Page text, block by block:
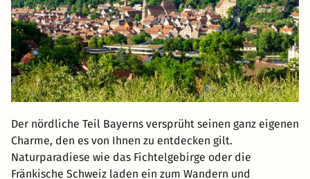
Der nördliche Teil Bayerns versprüht seinen ganz eigenen
Charme, den es von Ihnen zu entdecken gilt.
Naturparadiese wie das Fichtelgebirge oder die
Fränkische Schweiz laden ein zum Wandern und